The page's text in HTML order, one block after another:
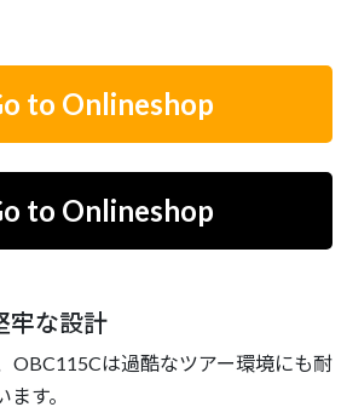
to Onlineshop
to Onlineshop
牢な設計
OBC115Cは過酷なツアー環境にも耐
す。